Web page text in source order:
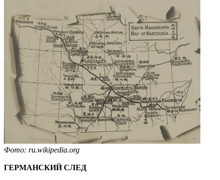
Фото: ru.wikipedia.org
ГЕРМАНСКИЙ СЛЕД